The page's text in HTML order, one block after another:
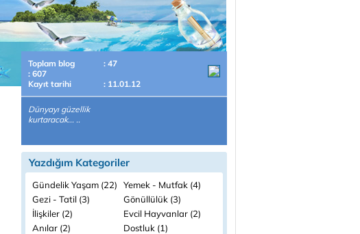
Toplam blog
: 47
: 607
Kayıt tarihi
: 11.01.12
Dünyayı güzellik
kurtaracak... ..
Yazdığım Kategoriler
Gündelik Yaşam (22)
Yemek - Mutfak (4)
Gezi - Tatil (3)
Gönüllülük (3)
İlişkiler (2)
Evcil Hayvanlar (2)
Anılar (2)
Dostluk (1)